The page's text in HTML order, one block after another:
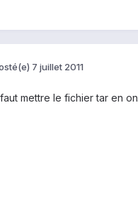
7 juillet 2011
mettre le fichier tar en